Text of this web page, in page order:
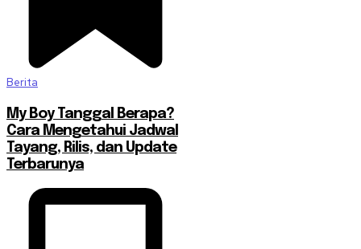
Berita
My Boy Tanggal Berapa?
Cara Mengetahui Jadwal
Tayang, Rilis, dan Update
Terbarunya